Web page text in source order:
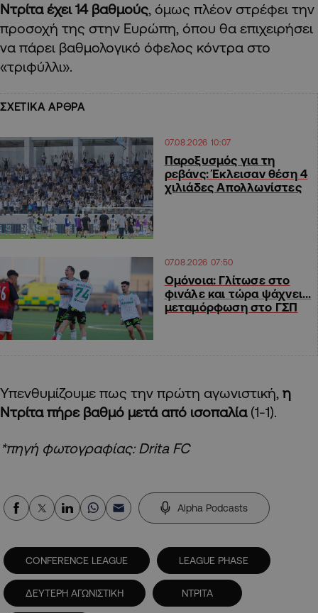
Ντρίτα έχει 14 βαθμούς, όμως πλέον στρέφει την
προσοχή της στην Ευρώπη, όπου θα επιχειρήσει
να πάρει βαθμολογικό όφελος κόντρα στο
«τριφύλλι».
ΣΧΕΤΙΚΑ ΑΡΘΡΑ
07.08.2026 10:07
Παροξυσμός για τη
ρεβάνς: Έκλεισαν θέση 4
χιλιάδες Απολλωνίστες
07.08.2026 07:50
Ομόνοια: Γλίτωσε στο
φινάλε και τώρα ψάχνει…
μεταμόρφωση στο ΓΣΠ
Υπενθυμίζουμε πως την πρώτη αγωνιστική, η
Ντρίτα πήρε βαθμό μετά από ισοπαλία(1-1).
*πηγή φωτογραφίας: Drita FC
Alpha Podcasts
CONFERENCE LEAGUE LEAGUE PHASE
ΔΕΥΤΕΡΗ ΑΓΩΝΙΣΤΙΚΗ ΝΤΡΙΤΑ